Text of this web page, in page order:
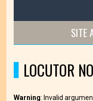
SITE
LOCUTOR
Warning: Invalid